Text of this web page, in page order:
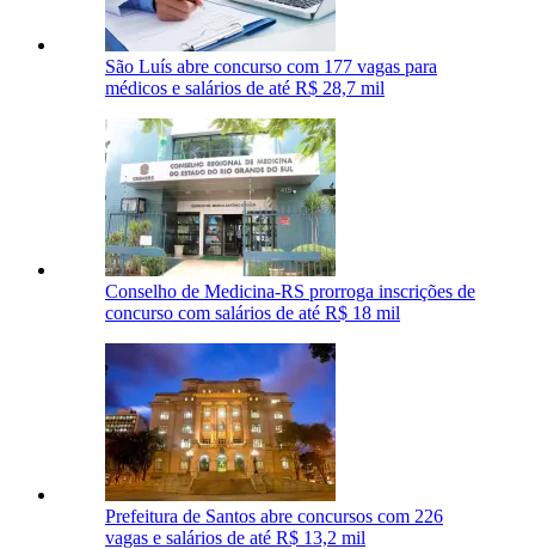
São Luís abre concurso com 177 vagas para
médicos e salários de até R$ 28,7 mil
Conselho de Medicina-RS prorroga inscrições de
concurso com salários de até R$ 18 mil
Prefeitura de Santos abre concursos com 226
vagas e salários de até R$ 13,2 mil